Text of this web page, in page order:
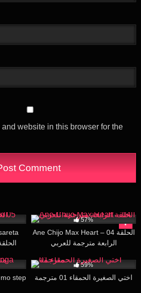
website in this browser for the
57%
Ane Chijo Max Heart – 04 الحلقة
الرابعة مترجمة للعربي
step
59%
اختي الصغيرة الحمقاء 01 مترجمة